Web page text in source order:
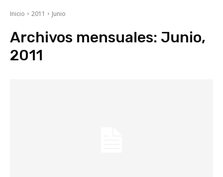
Inicio 2011 Junio
Archivos mensuales: Junio,
2011